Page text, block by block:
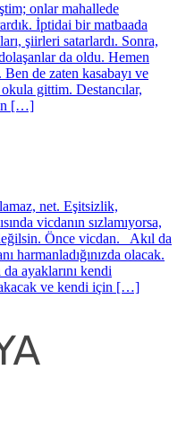
onlar mahallede
İptidai bir matbaada
şiirleri satarlardı. Sonra,
da oldu. Hemen
de zaten kasabayı ve
gittim. Destancılar,
[…]
net. Eşitsizlik,
vicdanın sızlamıyorsa,
Önce vicdan. Akıl da
harmanladığınızda olacak.
ayaklarını kendi
ve kendi için […]